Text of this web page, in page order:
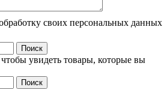
своих персональных данных
Поиск
увидеть товары, которые вы
Поиск